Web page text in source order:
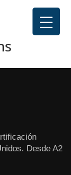
Desde A2